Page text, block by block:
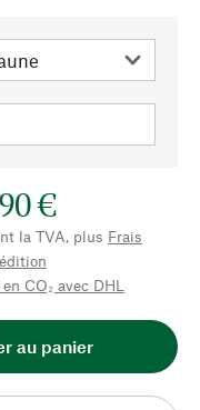
€
la TVA, plus Frais
CO₂ avec DHL
au panier